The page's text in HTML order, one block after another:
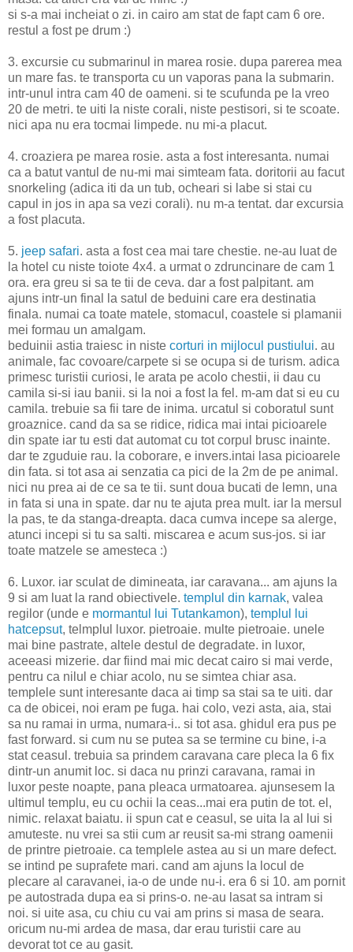
si s-a mai incheiat o zi. in cairo am stat de fapt cam 6 ore.
restul a fost pe drum :)
3. excursie cu submarinul in marea rosie. dupa parerea mea
un mare fas. te transporta cu un vaporas pana la submarin.
intr-unul intra cam 40 de oameni. si te scufunda pe la vreo
20 de metri. te uiti la niste corali, niste pestisori, si te scoate.
nici apa nu era tocmai limpede. nu mi-a placut.
4. croaziera pe marea rosie. asta a fost interesanta. numai
ca a batut vantul de nu-mi mai simteam fata. doritorii au facut
snorkeling (adica iti da un tub, ocheari si labe si stai cu
capul in jos in apa sa vezi corali). nu m-a tentat. dar excursia
a fost placuta.
5. jeep safari. asta a fost cea mai tare chestie. ne-au luat de
la hotel cu niste toiote 4x4. a urmat o zdruncinare de cam 1
ora. era greu si sa te tii de ceva. dar a fost palpitant. am
ajuns intr-un final la satul de beduini care era destinatia
finala. numai ca toate matele, stomacul, coastele si plamanii
mei formau un amalgam.
beduinii astia traiesc in niste corturi in mijlocul pustiului. au
animale, fac covoare/carpete si se ocupa si de turism. adica
primesc turistii curiosi, le arata pe acolo chestii, ii dau cu
camila si-si iau banii. si la noi a fost la fel. m-am dat si eu cu
camila. trebuie sa fii tare de inima. urcatul si coboratul sunt
groaznice. cand da sa se ridice, ridica mai intai picioarele
din spate iar tu esti dat automat cu tot corpul brusc inainte.
dar te zguduie rau. la coborare, e invers.intai lasa picioarele
din fata. si tot asa ai senzatia ca pici de la 2m de pe animal.
nici nu prea ai de ce sa te tii. sunt doua bucati de lemn, una
in fata si una in spate. dar nu te ajuta prea mult. iar la mersul
la pas, te da stanga-dreapta. daca cumva incepe sa alerge,
atunci incepi si tu sa salti. miscarea e acum sus-jos. si iar
toate matzele se amesteca :)
6. Luxor. iar sculat de dimineata, iar caravana... am ajuns la
9 si am luat la rand obiectivele. templul din karnak, valea
regilor (unde e mormantul lui Tutankamon), templul lui
hatcepsut, telmplul luxor. pietroaie. multe pietroaie. unele
mai bine pastrate, altele destul de degradate. in luxor,
aceeasi mizerie. dar fiind mai mic decat cairo si mai verde,
pentru ca nilul e chiar acolo, nu se simtea chiar asa.
templele sunt interesante daca ai timp sa stai sa te uiti. dar
ca de obicei, noi eram pe fuga. hai colo, vezi asta, aia, stai
sa nu ramai in urma, numara-i.. si tot asa. ghidul era pus pe
fast forward. si cum nu se putea sa se termine cu bine, i-a
stat ceasul. trebuia sa prindem caravana care pleca la 6 fix
dintr-un anumit loc. si daca nu prinzi caravana, ramai in
luxor peste noapte, pana pleaca urmatoarea. ajunsesem la
ultimul templu, eu cu ochii la ceas...mai era putin de tot. el,
nimic. relaxat baiatu. ii spun cat e ceasul, se uita la al lui si
amuteste. nu vrei sa stii cum ar reusit sa-mi strang oamenii
de printre pietroaie. ca templele astea au si un mare defect.
se intind pe suprafete mari. cand am ajuns la locul de
plecare al caravanei, ia-o de unde nu-i. era 6 si 10. am pornit
pe autostrada dupa ea si prins-o. ne-au lasat sa intram si
noi. si uite asa, cu chiu cu vai am prins si masa de seara.
oricum nu-mi ardea de masa, dar erau turistii care au
devorat tot ce au gasit.